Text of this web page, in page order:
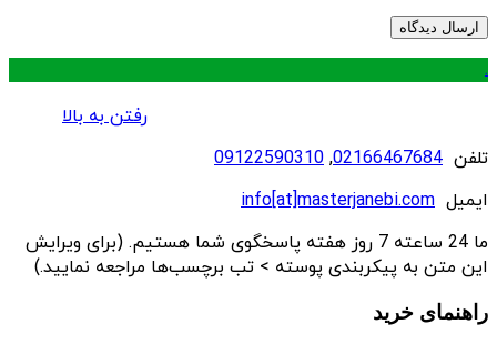
.
رفتن به بالا
تلفن 02166467684
,
09122590310
ایمیل info[at]masterjanebi.com
ما 24 ساعته 7 روز هفته پاسخگوی شما هستیم. (برای ویرایش
این متن به پیکربندی پوسته > تب برچسب‌ها مراجعه نمایید.)
راهنمای خرید